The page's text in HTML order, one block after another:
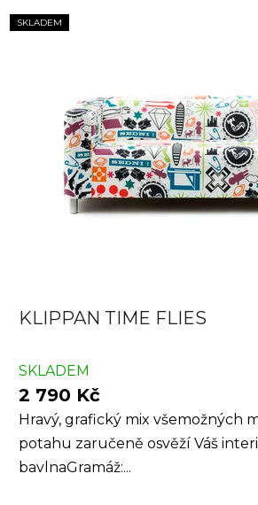
SKLADEM
KLIPPAN TIME FLIES
SKLADEM
2 790 Kč
Hravý, grafický mix všemožných
potahu zaručeně osvěží Váš
bavlnaGramáž:...